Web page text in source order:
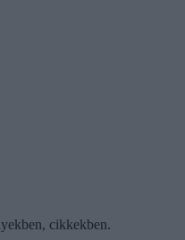
cikkekben.